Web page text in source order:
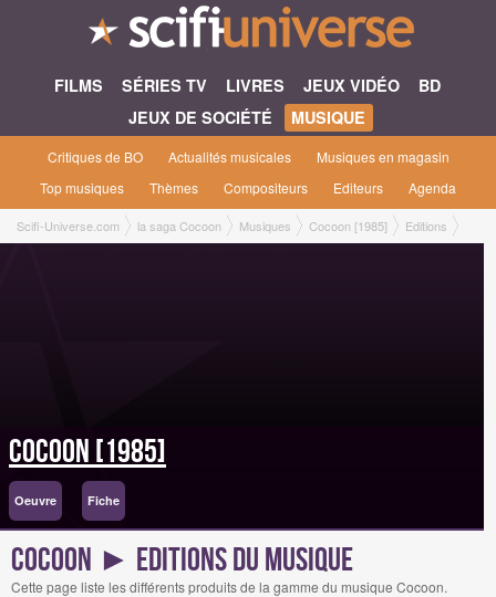
FILMS SÉRIES TV LIVRES JEUX VIDÉO
BD
JEUX DE SOCIÉTÉ
MUSIQUE
Critiques de BO Actualités musicales
Musiques en magasin
Top musiques
Thèmes Compositeurs Editeurs Agenda
Scifi-Universe.com la saga Cocoon Musiques Cocoon [1985] Editions
Cocoon [1985]
Oeuvre Fiche
Cocoon ► Editions du musique
Cette page liste les différents produits de la gamme du musique Cocoon.